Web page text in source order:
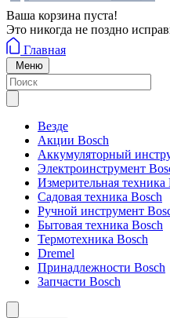
Ваша корзина пуста!
Это никогда не поздно
Главная
Меню
Везде
Акции Bosch
Аккумуляторный
Электроинструмент
Измерительная техника
Садовая техника Bosch
Ручной инструмент
Бытовая техника Bosch
Термотехника Bosch
Dremel
Принадлежности Bosch
Запчасти Bosch